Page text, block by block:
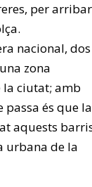
per arribar
nacional, dos
zona
ciutat; amb
passa és que la
aquests
urbana de la